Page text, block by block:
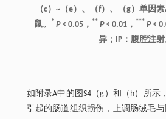
（c）~（e）、（f）、（g）单因
鼠。
* P< 0.05， ** P< 0.01， *** P<
异；IP：腹腔注射
如附录A中的图S4（g）和（h）所示
引起的肠道组织损伤，上调肠绒毛